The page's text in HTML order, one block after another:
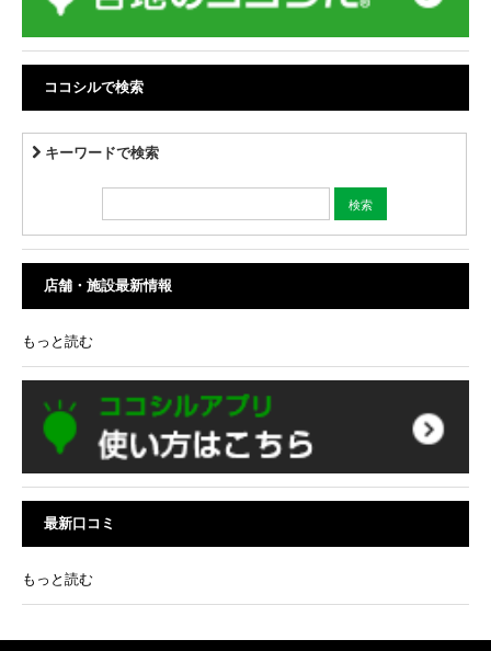
ココシルで検索
キーワードで検索
店舗・施設最新情報
もっと読む
最新口コミ
もっと読む